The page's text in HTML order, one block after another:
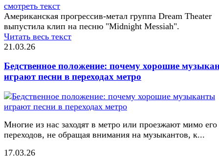
смотреть текст
Американская прогрессив-метал группа Dream Theater
выпустила клип на песню "Midnight Messiah".
Читать весь текст
21.03.26
Бедственное положение: почему хорошие
играют песни в переходах метро
Многие из нас заходят в метро или проезжают мимо его
переходов, не обращая внимания на музыкантов, к...
17.03.26